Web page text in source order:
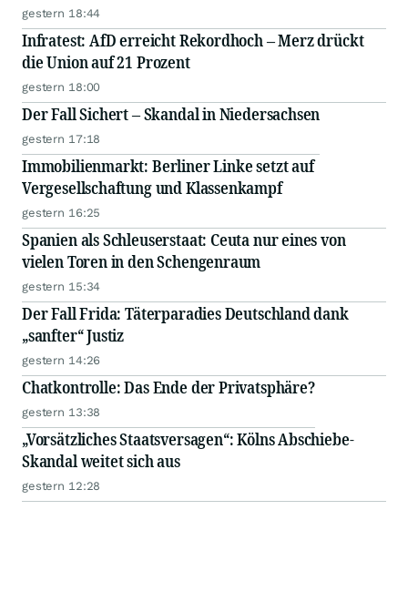
gestern 18:44
Infratest: AfD erreicht Rekordhoch – Merz drückt
die Union auf 21 Prozent
gestern 18:00
Der Fall Sichert – Skandal in Niedersachsen
gestern 17:18
Immobilienmarkt: Berliner Linke setzt auf
Vergesellschaftung und Klassenkampf
gestern 16:25
Spanien als Schleuserstaat: Ceuta nur eines von
vielen Toren in den Schengenraum
gestern 15:34
Der Fall Frida: Täterparadies Deutschland dank
„sanfter“ Justiz
gestern 14:26
Chatkontrolle: Das Ende der Privatsphäre?
gestern 13:38
„Vorsätzliches Staatsversagen“: Kölns Abschiebe-
Skandal weitet sich aus
gestern 12:28